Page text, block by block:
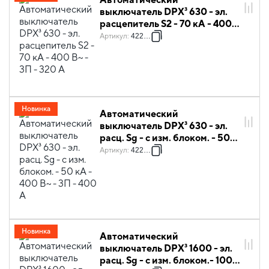
выключатель DPX³ 630 - эл.
расцепитель S2 - 70 кА - 400
В~ - 3П - 320 А
Артикул: 422077
Автоматический
выключатель DPX³ 630 - эл.
расц. Sg - с изм. блоком. - 50
кА - 400 В~ - 3П - 400 А
Артикул: 422188
Новинка
Автоматический
выключатель DPX³ 1600 - эл.
расц. Sg - с изм. блоком.- 100
Новинка